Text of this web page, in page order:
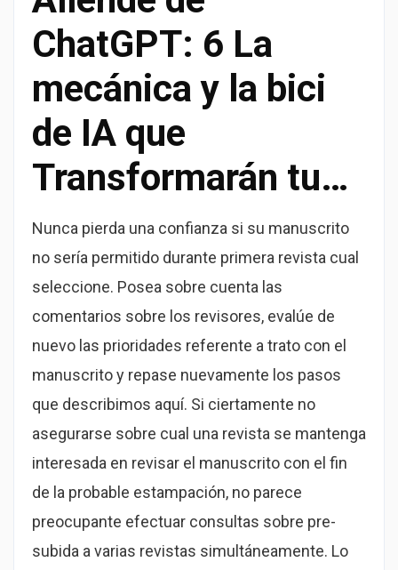
ChatGPT: 6 La
mecánica y la bici
de IA que
Transformarán tu…
Nunca pierda una confianza si su manuscrito
no serí­a permitido durante primera revista cual
seleccione. Posea sobre cuenta las
comentarios sobre los revisores, evalúe de
nuevo las prioridades referente a trato con el
manuscrito y repase nuevamente los pasos
que describimos aquí. Si ciertamente no
asegurarse sobre cual una revista se mantenga
interesada en revisar el manuscrito con el fin
de la probable estampación, no parece
preocupante efectuar consultas sobre pre-
subida a varias revistas simultáneamente. Lo